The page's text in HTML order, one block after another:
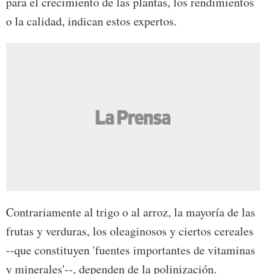
o la calidad, indican estos expertos.
Contrariamente al trigo o al arroz, la mayoría de las
frutas y verduras, los oleaginosos y ciertos cereales
--que constituyen 'fuentes importantes de vitaminas
y minerales'--, dependen de la polinización.